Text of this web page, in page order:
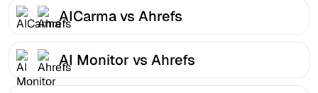
AICarma vs Ahrefs
AI Monitor vs Ahrefs